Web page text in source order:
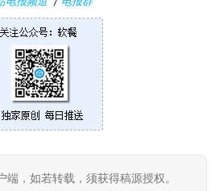
端，如若转载，须获得稿源授权。